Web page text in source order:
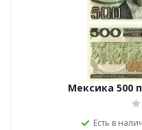
Мексика 500
Есть в